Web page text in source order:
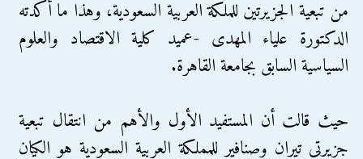
من تبعية الجزيرتين للملكة العربية السعودية، وهذا ما أكدته
الدكتورة علياء المهدى -عميد كلية الاقتصاد والعلوم
السياسية السابق بجامعة القاهرة.
حيث قالت أن المستفيد الأول والأهم من انتقال تبعية
جزيرتى تيران وصنافير للمملكة العربية السعودية هو الكيان